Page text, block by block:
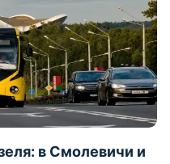
в Смолевичи и